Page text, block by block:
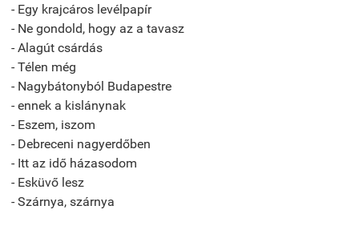
- Egy krajcáros levélpapír
- Ne gondold, hogy az a tavasz
- Alagút csárdás
- Télen még
- Nagybátonyból Budapestre
- ennek a kislánynak
- Eszem, iszom
- Debreceni nagyerdőben
- Itt az idő házasodom
- Esküvő lesz
- Szárnya, szárnya